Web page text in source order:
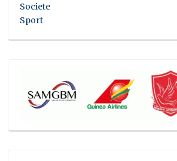
Societe
Sport